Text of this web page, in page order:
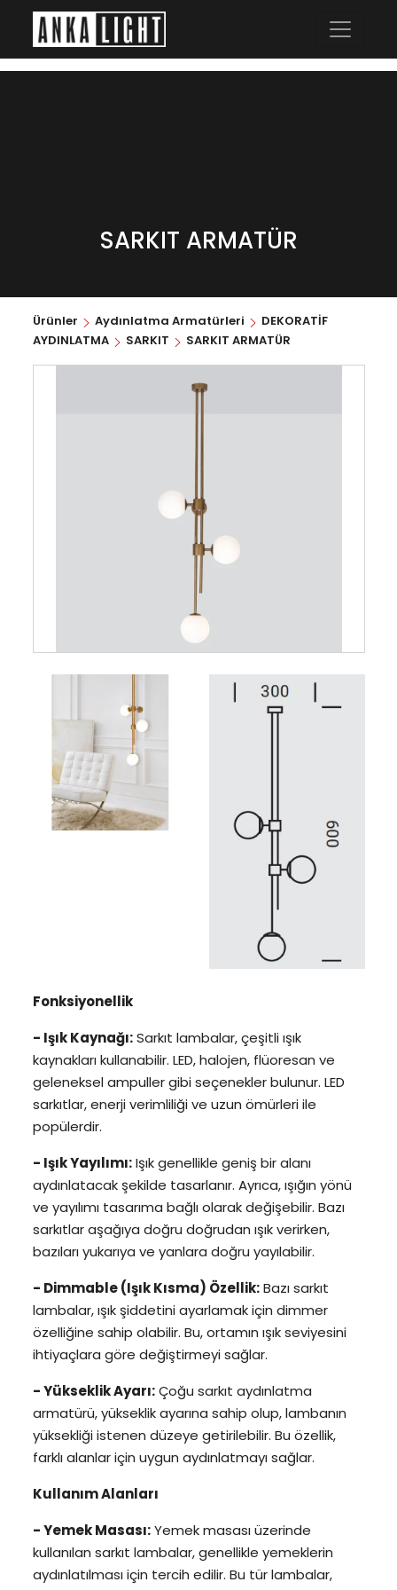
SARKIT ARMATÜR
Ürünler Aydınlatma Armatürleri
DEKORATİF
AYDINLATMA
SARKIT SARKIT ARMATÜR
Fonksiyonellik
- Işık Kaynağı:Sarkıt lambalar, çeşitli ışık
kaynakları kullanabilir. LED, halojen, flüoresan ve
geleneksel ampuller gibi seçenekler bulunur. LED
sarkıtlar, enerji verimliliği ve uzun ömürleri ile
popülerdir.
- Işık Yayılımı:Işık genellikle geniş bir alanı
aydınlatacak şekilde tasarlanır. Ayrıca, ışığın yönü
ve yayılımı tasarıma bağlı olarak değişebilir. Bazı
sarkıtlar aşağıya doğru doğrudan ışık verirken,
bazıları yukarıya ve yanlara doğru yayılabilir.
- Dimmable (Işık Kısma) Özellik:Bazı sarkıt
lambalar, ışık şiddetini ayarlamak için dimmer
özelliğine sahip olabilir. Bu, ortamın ışık seviyesini
ihtiyaçlara göre değiştirmeyi sağlar.
- Yükseklik Ayarı:Çoğu sarkıt aydınlatma
armatürü, yükseklik ayarına sahip olup, lambanın
yüksekliği istenen düzeye getirilebilir. Bu özellik,
farklı alanlar için uygun aydınlatmayı sağlar.
Kullanım Alanları
- Yemek Masası:Yemek masası üzerinde
kullanılan sarkıt lambalar, genellikle yemeklerin
aydınlatılması için tercih edilir. Bu tür lambalar,